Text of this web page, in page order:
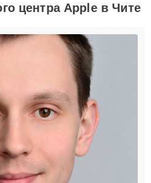
центра Apple в Чите